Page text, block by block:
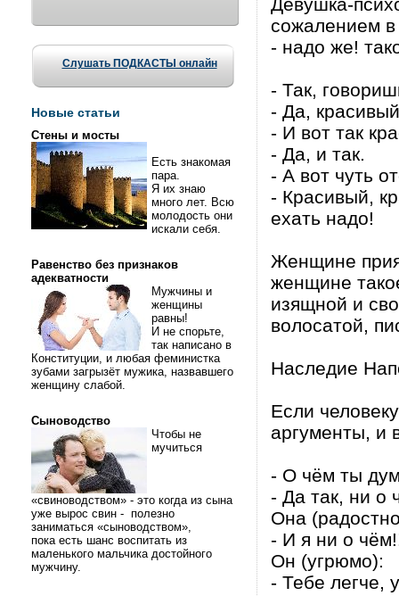
Слушать ПОДКАСТЫ онлайн
Новые статьи
Стены и мосты
Есть знакомая
пара.
Я их знаю
много лет. Всю
молодость они
искали себя.
Равенство без признаков
адекватности
Мужчины и
женщины
равны!
И не спорьте,
так написано в
Конституции, и любая феминистка
зубами загрызёт мужика, назвавшего
женщину слабой.
Сыноводство
Чтобы не
мучиться
«свиноводством» - это когда из сына
уже вырос свин - полезно
заниматься «сыноводством»,
пока есть шанс воспитать из
маленького мальчика достойного
мужчину.
сожалением в
- надо же!
- Так,
- Да,
- И вот так
- Да, и так.
- А вот чуть
- Красивый,
ехать надо!
Женщине
женщине
изящной и
волосатой,
Наследие
Если
аргументы, и
- О чём ты
- Да так, ни о
Она
- И я ни о
Он (угрюмо):
- Тебе легче,